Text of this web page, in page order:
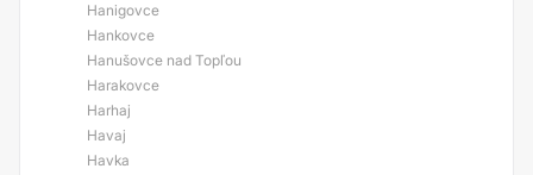
Hanigovce
Hankovce
Hanušovce nad Topľou
Harakovce
Harhaj
Havaj
Havka